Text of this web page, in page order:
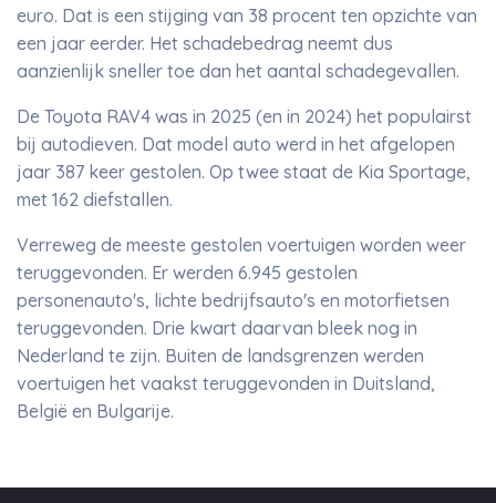
euro. Dat is een stijging van 38 procent ten opzichte van
een jaar eerder. Het schadebedrag neemt dus
aanzienlijk sneller toe dan het aantal schadegevallen.
De Toyota RAV4 was in 2025 (en in 2024) het populairst
bij autodieven. Dat model auto werd in het afgelopen
jaar 387 keer gestolen. Op twee staat de Kia Sportage,
met 162 diefstallen.
Verreweg de meeste gestolen voertuigen worden weer
teruggevonden. Er werden 6.945 gestolen
personenauto's, lichte bedrijfsauto's en motorfietsen
teruggevonden. Drie kwart daarvan bleek nog in
Nederland te zijn. Buiten de landsgrenzen werden
voertuigen het vaakst teruggevonden in Duitsland,
België en Bulgarije.